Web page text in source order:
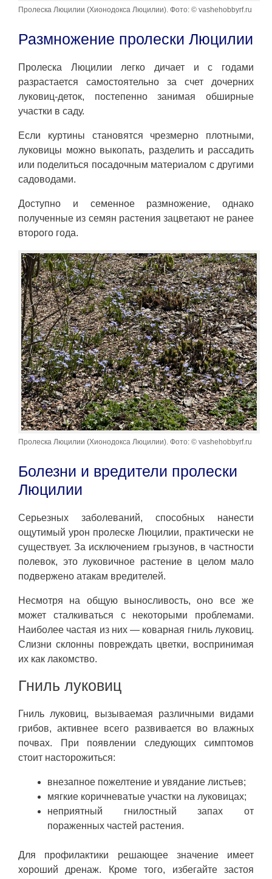
Пролеска Люцилии (Хионодокса Люцилии). Фото: © vashehobbyrf.ru
Размножение пролески Люцилии
Пролеска Люцилии легко дичает и с годами
разрастается самостоятельно за счет дочерних
луковиц-деток, постепенно занимая обширные
участки в саду.
Если куртины становятся чрезмерно плотными,
луковицы можно выкопать, разделить и рассадить
или поделиться посадочным материалом с другими
садоводами.
Доступно и семенное размножение, однако
полученные из семян растения зацветают не ранее
второго года.
Пролеска Люцилии (Хионодокса Люцилии). Фото: © vashehobbyrf.ru
Болезни и вредители пролески
Люцилии
Серьезных заболеваний, способных нанести
ощутимый урон пролеске Люцилии, практически не
существует. За исключением грызунов, в частности
полевок, это луковичное растение в целом мало
подвержено атакам вредителей.
Несмотря на общую выносливость, оно все же
может сталкиваться с некоторыми проблемами.
Наиболее частая из них — коварная гниль луковиц.
Слизни склонны повреждать цветки, воспринимая
их как лакомство.
Гниль луковиц
Гниль луковиц, вызываемая различными видами
грибов, активнее всего развивается во влажных
почвах. При появлении следующих симптомов
стоит насторожиться:
внезапное пожелтение и увядание листьев;
мягкие коричневатые участки на луковицах;
неприятный гнилостный запах от
пораженных частей растения.
Для профилактики решающее значение имеет
хороший дренаж. Кроме того, избегайте застоя